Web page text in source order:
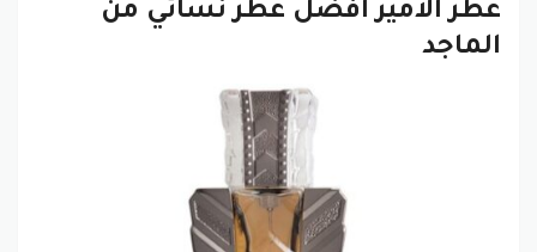
عطر الامير أفضل عطر نسائي من
الماجد